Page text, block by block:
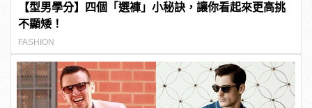
【型男學分】四個「選褲」小秘訣，讓你看起來更高挑
不顯矮！
FASHION